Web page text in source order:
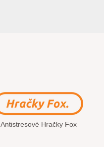
Antistresové Hračky Fox